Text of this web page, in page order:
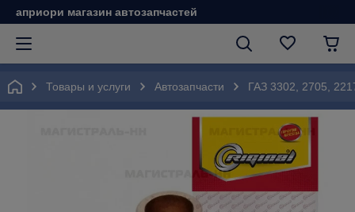
априори магазин автозапчастей
Товары и услуги Автозапчасти ГАЗ 3302, 2705,